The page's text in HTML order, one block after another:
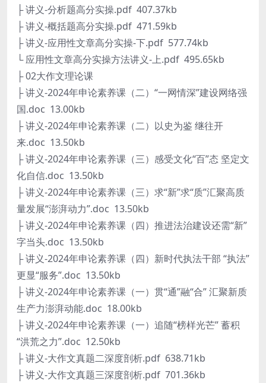
├ 讲义-分析题高分实操.pdf 407.37kb
├ 讲义-概括题高分实操.pdf 471.59kb
├ 讲义-应用性文章高分实操-下.pdf 577.74kb
└ 应用性文章高分实操方法讲义-上.pdf 495.65kb
├ 02大作文理论课
├ 讲义-2024年申论素养课（二）“一网情深”建设网络强
国.doc 13.00kb
├ 讲义-2024年申论素养课（二）以史为鉴 继往开
来.doc 13.50kb
├ 讲义-2024年申论素养课（三）感受文化“百”态 坚定文
化自信.doc 13.50kb
├ 讲义-2024年申论素养课（三）求“新”求“质”汇聚高质
量发展“澎湃动力”.doc 13.50kb
├ 讲义-2024年申论素养课（四）推进法治建设还需“新”
字当头.doc 13.50kb
├ 讲义-2024年申论素养课（四）新时代执法干部 “执法”
更显“服务”.doc 13.50kb
├ 讲义-2024年申论素养课（一）贯“通”融“合” 汇聚新质
生产力澎湃动能.doc 18.00kb
├ 讲义-2024年申论素养课（一）追随“榜样光芒” 蓄积
“洪荒之力”.doc 12.50kb
├ 讲义-大作文真题二深度剖析.pdf 638.71kb
├ 讲义-大作文真题三深度剖析.pdf 701.36kb